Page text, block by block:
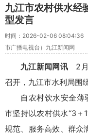
九江市农村供水经
型发言
时间：2026-02-06 08:04:36
市广播电视台）九江新闻网
九江新闻网讯 2
召开，九江市水利局围
自农村饮水安全
市坚持以农村供水“3＋
规范、服务高效、群众